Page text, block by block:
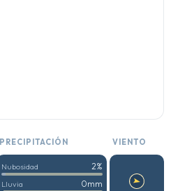
PRECIPITACIÓN VIENTO
Nubosidad 2%
Lluvia 0mm